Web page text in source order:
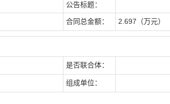
公告标题：
合同总金额： 2.697（万元）
是否联合体：
组成单位：